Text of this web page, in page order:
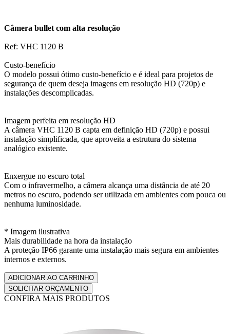
Câmera bullet com alta resolução
Ref: VHC 1120 B
Custo-benefício
O modelo possui ótimo custo-benefício e é ideal para projetos de
segurança de quem deseja imagens em resolução HD (720p) e
instalações descomplicadas.
Imagem perfeita em resolução HD
A câmera VHC 1120 B capta em definição HD (720p) e possui
instalação simplificada, que aproveita a estrutura do sistema
analógico existente.
Enxergue no escuro total
Com o infravermelho, a câmera alcança uma distância de até 20
metros no escuro, podendo ser utilizada em ambientes com pouca ou
nenhuma luminosidade.
* Imagem ilustrativa
Mais durabilidade na hora da instalação
A proteção IP66 garante uma instalação mais segura em ambientes
internos e externos.
CONFIRA MAIS PRODUTOS